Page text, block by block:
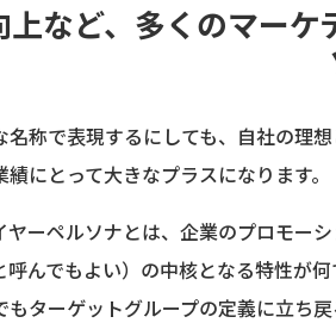
上など、多くのマー
名称で表現するにしても、自社の理
績にとって大きなプラスになります。
ヤーペルソナとは、企業のプロモー
呼んでもよい）の中核となる特性が
もターゲットグループの定義に立ち